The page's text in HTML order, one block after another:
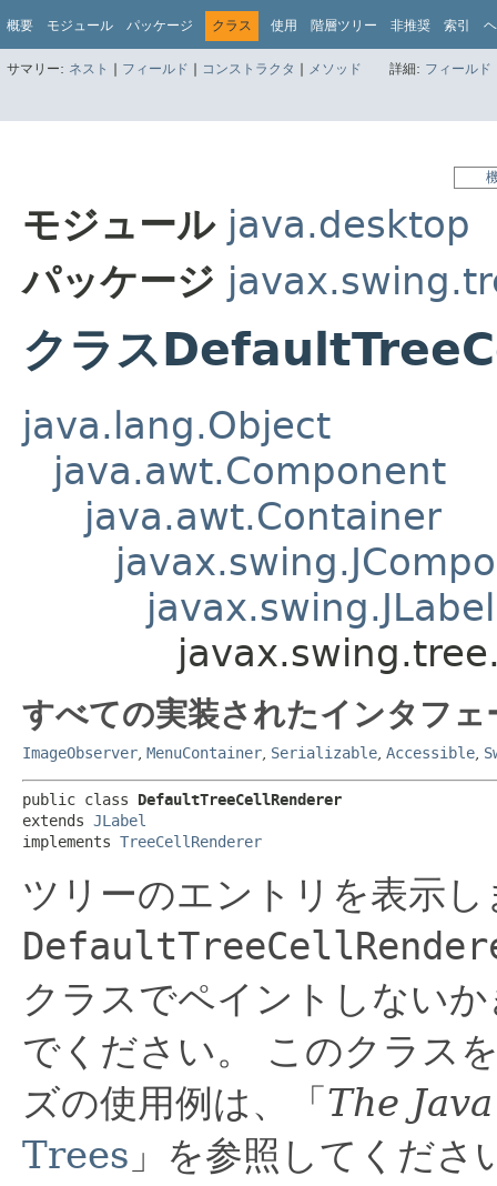
概要 モジュール パッケージ クラス 使用 階層ツリー 非推奨 索引
サマリー: ネスト | フィールド | コンストラクタ | メソッド 詳細: フィールド
モジュール java.desktop
パッケージ
クラス
java.lang.Object
java.awt.Component
java.awt.Container
javax.swing.JLabel
すべての実装されたインタフ
ImageObserver MenuContainer Serializable Accessible
public class DefaultTreeCellRenderer
extends JLabel
implements TreeCellRenderer
ツリーのエントリを表示し
クラスでペイントしない
でください。
このクラス
ズの使用例は、「 The
Trees 」を参照してくださ